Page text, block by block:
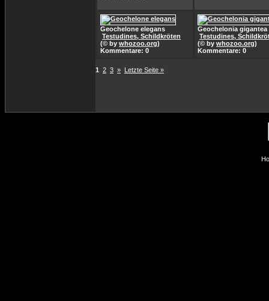
Geochelone elegans
Testudines, Schildkröten
(© by whozoo.org)
Kommentare: 0
Geochelonia gigantea
Testudines,
(© by whozoo.org)
Kommentare: 0
1 2 3 » Letzte Seite »